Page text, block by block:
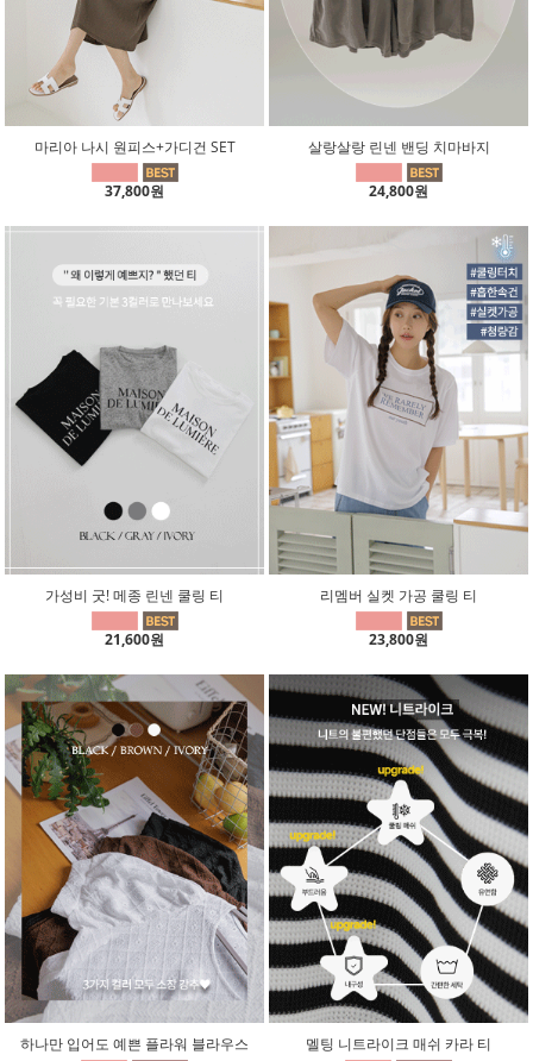
마리아 나시 원피스+가디건 SET
37,800원
살랑살랑 린넨 밴딩 치마바지
24,800원
가성비 굿! 메종 린넨 쿨링 티
21,600원
리멤버 실켓 가공 쿨링 티
23,800원
하나만 입어도 예쁜 플라워 블라우스 멜팅 니트라이크 매쉬 카라 티